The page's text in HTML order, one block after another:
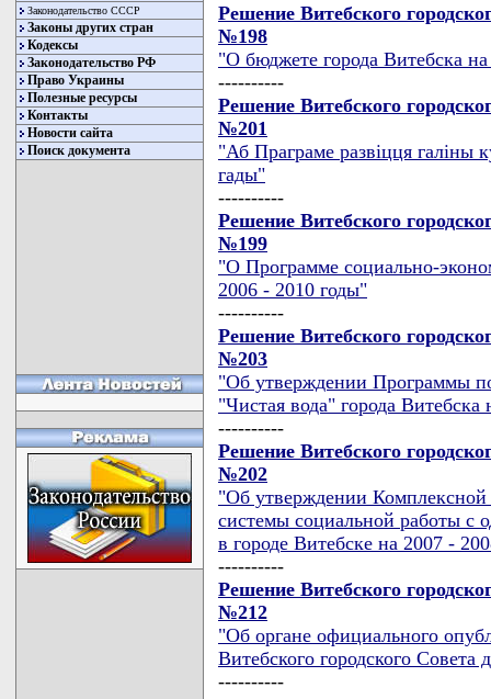
Законодательство СССР
Законы других стран
Кодексы
Законодательство РФ
Право Украины
Полезные ресурсы
Контакты
Новости сайта
Поиск документа
Решение Витебского
№198
"О бюджете города Витебска
----------
Решение Витебского
№201
"Аб Праграме развiцця галiны
гады"
----------
Решение Витебского
№199
"О Программе социально-
2006 - 2010 годы"
----------
Решение Витебского
№203
"Об утверждении Программы
"Чистая вода" города
----------
Решение Витебского
№202
"Об утверждении
системы социальной работы с
в городе Витебске на 2007 -
----------
Решение Витебского
№212
"Об органе официального
Витебского городского Совета
----------